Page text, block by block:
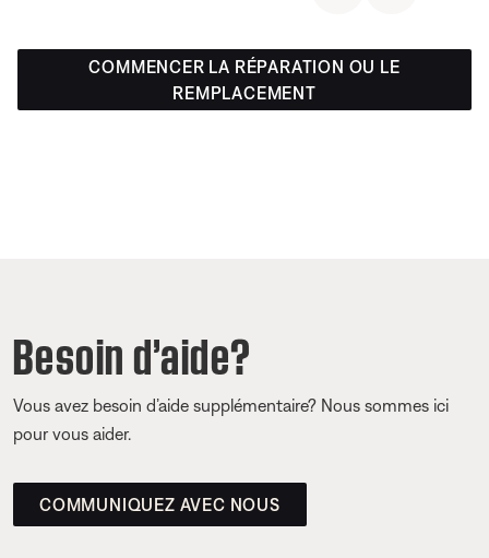
COMMENCER LA RÉPARATION OU LE
REMPLACEMENT
Besoin d’aide?
Vous avez besoin d’aide supplémentaire? Nous sommes ici
pour vous aider.
COMMUNIQUEZ AVEC NOUS